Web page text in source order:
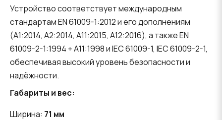
Устройство соответствует международным
стандартам EN 61009-1:2012 и его дополнениям
(A1:2014, A2:2014, A11:2015, A12:2016), а также EN
61009-2-1:1994 + A11:1998 и IEC 61009-1, IEC 61009-2-1,
обеспечивая высокий уровень безопасности и
надёжности.
Габариты и вес:
Ширина: 71 мм